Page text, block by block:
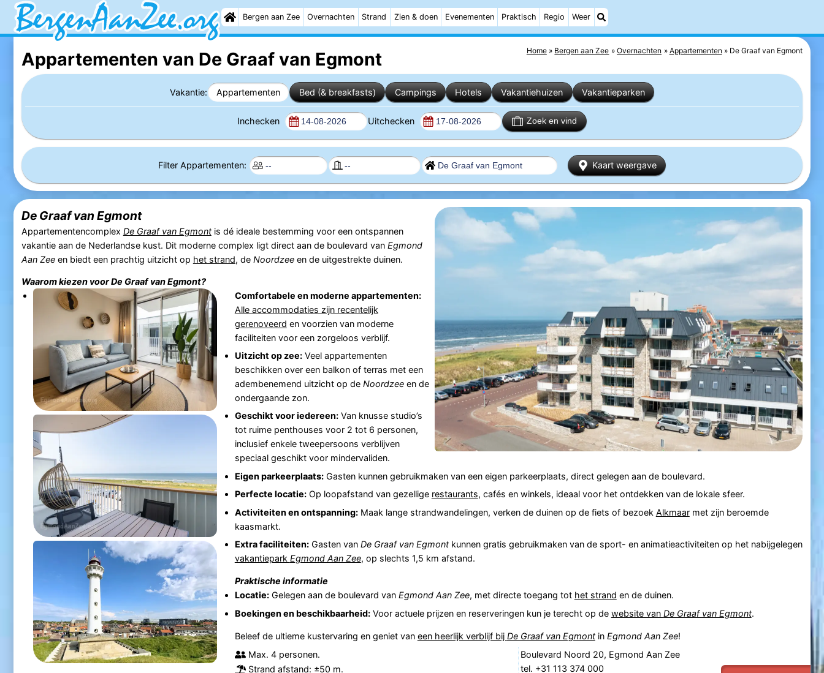
Bergen aan Zee Overnachten Strand Zien & doen Evenementen Praktisch Regio Weer
Home Bergen aan Zee Overnachten Appartementen De Graaf van Egmont
Appartementen van De Graaf van Egmont
Vakantie: Appartementen Bed (& breakfasts) Campings Hotels Vakantiehuizen Vakantieparken
Inchecken Uitchecken Zoek en vind
Filter Appartementen: Kaart weergave
De Graaf van Egmont
Appartementencomplex De Graaf van Egmontis dé ideale bestemming voor een ontspannen
vakantie aan de Nederlandse kust. Dit moderne complex ligt direct aan de boulevard van Egmond
Aan Zeeen biedt een prachtig uitzicht op het strand, de Noordzeeen de uitgestrekte duinen.
Waarom kiezen voorDe Graaf van Egmont?
Comfortabele en moderne appartementen:
Alle accommodaties zijn recentelijk
gerenoveerd en voorzien van moderne
faciliteiten voor een zorgeloos verblijf.
Uitzicht op zee:Veel appartementen
beschikken over een balkon of terras met een
adembenemend uitzicht op de Noordzeeen de
ondergaande zon.
Geschikt voor iedereen:Van knusse studio’s
tot ruime penthouses voor 2 tot 6 personen,
inclusief enkele tweepersoons verblijven
speciaal geschikt voor mindervaliden.
Eigen parkeerplaats:Gasten kunnen gebruikmaken van een eigen parkeerplaats, direct gelegen aan de boulevard.
Perfecte locatie:Op loopafstand van gezellige restaurants, cafés en winkels, ideaal voor het ontdekken van de lokale sfeer.
Activiteiten en ontspanning:Maak lange strandwandelingen, verken de duinen op de fiets of bezoek Alkmaarmet zijn beroemde
kaasmarkt.
Extra faciliteiten:Gasten van De Graaf van Egmontkunnen gratis gebruikmaken van de sport- en animatieactiviteiten op het nabijgelegen
vakantiepark Egmond Aan Zee, op slechts 1,5 km afstand.
Praktische informatie
Locatie:Gelegen aan de boulevard van Egmond Aan Zee, met directe toegang tot het strand en de duinen.
Boekingen en beschikbaarheid:Voor actuele prijzen en reserveringen kun je terecht op de website van De Graaf van Egmont.
Beleef de ultieme kustervaring en geniet van een heerlijk verblijf bij De Graaf van Egmontin Egmond Aan Zee!
Max. 4 personen.
Strand afstand: ±50 m.
Boulevard Noord 20, Egmond Aan Zee
tel. +31 113 374 000